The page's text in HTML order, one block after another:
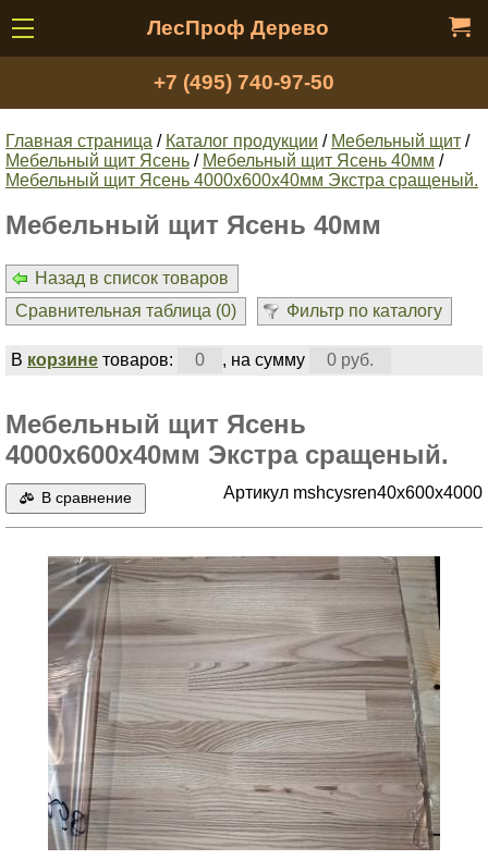
ЛесПроф Дерево
+7 (495) 740-97-50
Главная страница / Каталог продукции / Мебельный щит /
Мебельный щит Ясень / Мебельный щит Ясень 40мм /
Мебельный щит Ясень 4000х600х40мм Экстра сращеный.
Мебельный щит Ясень 40мм
Назад в список товаров
Сравнительная таблица (0) Фильтр по каталогу
В корзинетоваров: 0 , на сумму 0 руб.
Мебельный щит Ясень
4000х600х40мм Экстра сращеный.
В сравнение Артикул mshcysren40x600x4000